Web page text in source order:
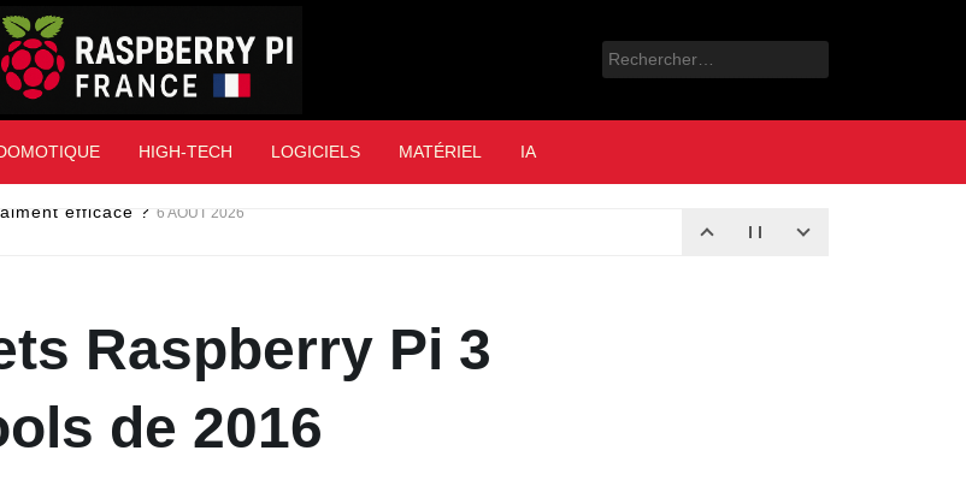
Pi France
Rechercher :
HIGH-TECH LOGICIELS MATÉRIEL IA
Raspberry Pi 3
de 2016